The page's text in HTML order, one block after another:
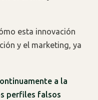
esta innovación
y el marketing, ya
a la
perfiles falsos